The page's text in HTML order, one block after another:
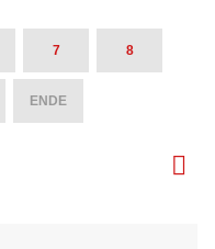
7 8
ENDE